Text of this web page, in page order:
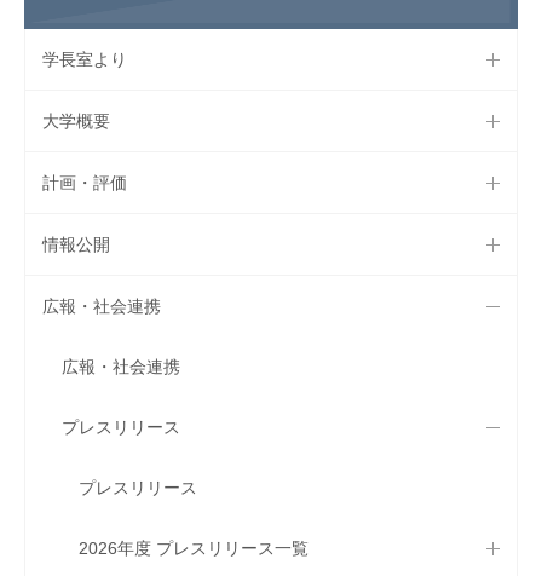
学長室より
大学概要
計画・評価
情報公開
広報・社会連携
広報・社会連携
プレスリリース
プレスリリース
2026年度 プレスリリース一覧